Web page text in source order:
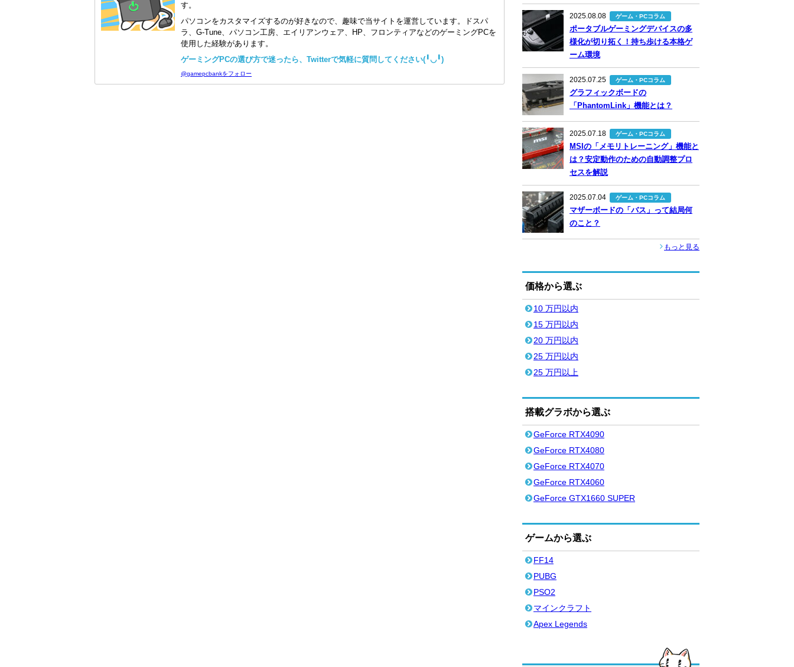
す。
パソコンをカスタマイズするのが好きなので、趣味で当サイトを運営しています。ドスパ
ラ、G-Tune、パソコン工房、エイリアンウェア、HP、フロンティアなどのゲーミングPCを
使用した経験があります。
ゲーミングPCの選び方で迷ったら、Twitterで気軽に質問してください(╹◡╹)
@gamepcbankをフォロー
2025.08.08 ゲーム・PCコラム
ポータブルゲーミングデバイスの多
様化が切り拓く！持ち歩ける本格ゲ
ーム環境
2025.07.25 ゲーム・PCコラム
グラフィックボードの
「PhantomLink」機能とは？
2025.07.18 ゲーム・PCコラム
MSIの「メモリトレーニング」機能と
は？安定動作のための自動調整プロ
セスを解説
2025.07.04 ゲーム・PCコラム
マザーボードの「バス」って結局何
のこと？
もっと見る
価格から選ぶ
10 万円以内
15 万円以内
20 万円以内
25 万円以内
25 万円以上
搭載グラボから選ぶ
GeForce RTX4090
GeForce RTX4080
GeForce RTX4070
GeForce RTX4060
GeForce GTX1660 SUPER
ゲームから選ぶ
FF14
PUBG
PSO2
マインクラフト
Apex Legends